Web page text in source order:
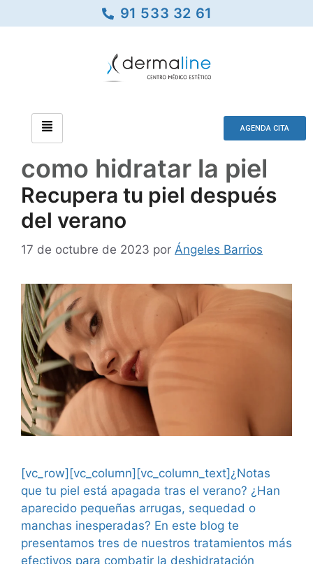
91 533 32 61
AGENDA CITA
como hidratar la piel
Recupera tu piel después
del verano
17 de octubre de 2023 por Ángeles Barrios
[vc_row][vc_column][vc_column_text]¿Notas
que tu piel está apagada tras el verano? ¿Han
aparecido pequeñas arrugas, sequedad o
manchas inesperadas? En este blog te
presentamos tres de nuestros tratamientos más
efectivos para combatir la deshidratación